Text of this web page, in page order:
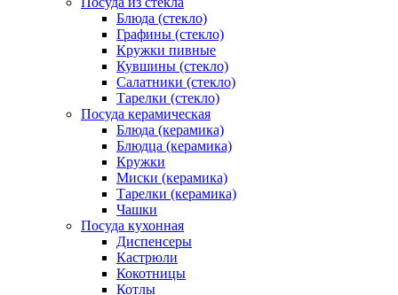
Блюда (стекло)
Графины (стекло)
Кружки пивные
Кувшины (стекло)
Салатники (стекло)
Тарелки (стекло)
Посуда керамическая
Блюда (керамика)
Блюдца (керамика)
Кружки
Миски (керамика)
Тарелки (керамика)
Чашки
Посуда кухонная
Диспенсеры
Кастрюли
Кокотницы
Котлы